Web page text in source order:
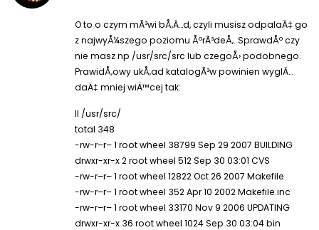
O to o czym mÃ³wi bÅ‚Ä…d, czyli musisz odpalaÄ‡ go
z najwyÅ¼szego poziomu ÅºrÃ³deÅ‚. SprawdÅº czy
nie masz np /usr/src/src lub czegoÅ› podobnego.
PrawidÅ‚owy ukÅ‚ad katalogÃ³w powinien wyglÄ…
daÄ‡ mniej wiÄ™cej tak:
ll /usr/src/
total 348
-rw-r–r– 1 root wheel 38799 Sep 29 2007 BUILDING
drwxr-xr-x 2 root wheel 512 Sep 30 03:01 CVS
-rw-r–r– 1 root wheel 12822 Oct 26 2007 Makefile
-rw-r–r– 1 root wheel 352 Apr 10 2002 Makefile.inc
-rw-r–r– 1 root wheel 33170 Nov 9 2006 UPDATING
drwxr-xr-x 36 root wheel 1024 Sep 30 03:04 bin